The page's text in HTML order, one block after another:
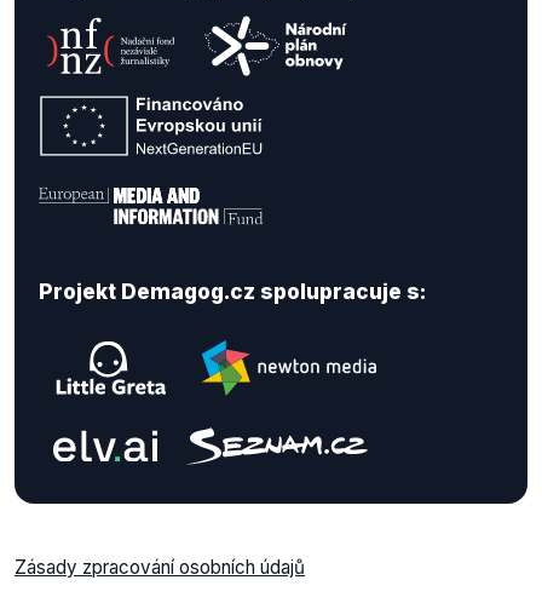
Projekt Demagog.cz spolupracuje s:
Zásady zpracování osobních údajů